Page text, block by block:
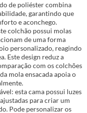
de poliéster combina
garantindo que
e aconchego.
colchão possui molas
de uma forma
personalizado, reagindo
Este design reduz a
com os colchões
mola ensacada apoia o
esta cama possui luzes
para criar um
Pode personalizar os